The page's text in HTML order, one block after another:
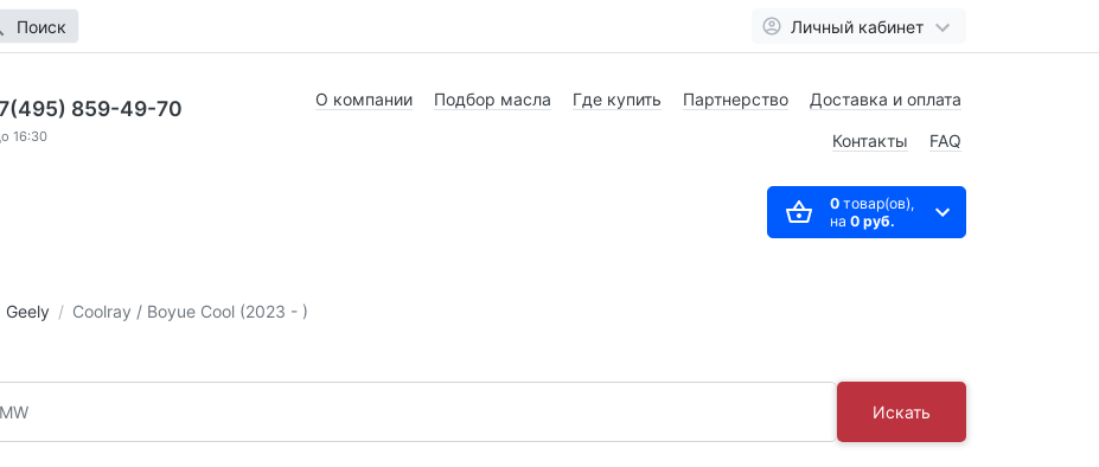
Поиск Личный кабинет
859-49-70
16:30
О компании Подбор масла Где купить Партнерство Доставка и оплата
Контакты FAQ
0товар(ов),
на 0 руб.
Geely Coolray / Boyue Cool (2023 - )
Искать